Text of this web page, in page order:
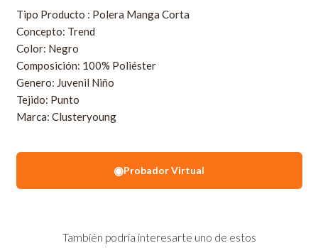
Tipo Producto : Polera Manga Corta
Concepto: Trend
Color: Negro
Composición: 100% Poliéster
Genero: Juvenil Niño
Tejido: Punto
Marca: Clusteryoung
◉Probador Virtual
También podría interesarte uno de estos